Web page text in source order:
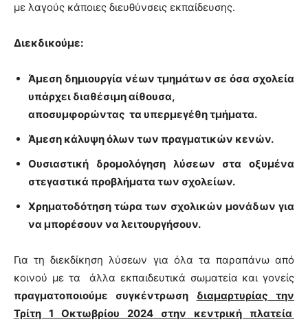
με λαγούς κάποιες διευθύνσεις εκπαίδευσης.
Διεκδικούμε:
Άμεση δημιουργία νέων τμημάτων σε όσα σχολεία
υπάρχει διαθέσιμη αίθουσα,
αποσυμφορώντας τα υπερμεγέθη τμήματα.
Άμεση κάλυψη όλων των πραγματικών κενών.
Ουσιαστική δρομολόγηση λύσεων στα οξυμένα
στεγαστικά προβλήματα των σχολείων.
Χρηματοδότηση τώρα των σχολικών μονάδων για
να μπορέσουν να λειτουργήσουν.
Για τη διεκδίκηση λύσεων για όλα τα παραπάνω από
κοινού με τα άλλα εκπαιδευτικά σωματεία και γονείς
πραγματοποιούμε συγκέντρωση διαμαρτυρίας την
Τρίτη 1 Οκτωβρίου 2024 στην κεντρική πλατεία